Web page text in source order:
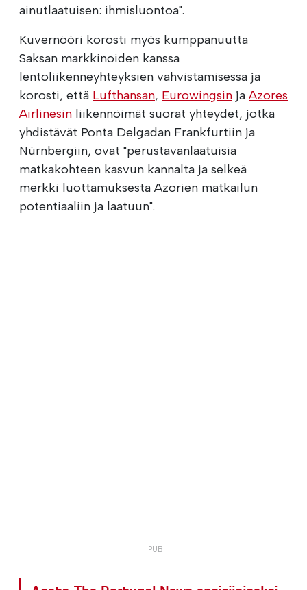
ainutlaatuisen: ihmisluontoa".
Kuvernööri korosti myös kumppanuutta
Saksan markkinoiden kanssa
lentoliikenneyhteyksien vahvistamisessa ja
korosti, että Lufthansan, Eurowingsin jaAzores
Airlinesin liikennöimät suorat yhteydet, jotka
yhdistävät Ponta Delgadan Frankfurtiin ja
Nürnbergiin, ovat "perustavanlaatuisia
matkakohteen kasvun kannalta ja selkeä
merkki luottamuksesta Azorien matkailun
potentiaaliin ja laatuun".